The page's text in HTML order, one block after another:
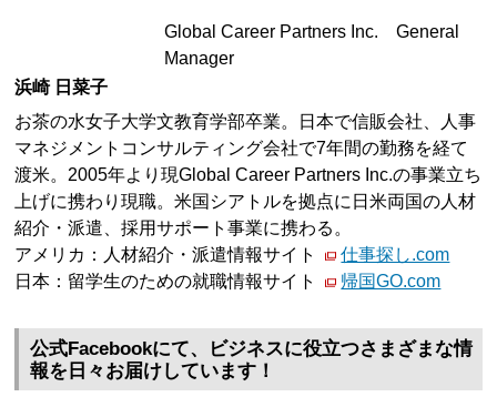
Global Career Partners Inc. General
Manager
浜崎 日菜子
お茶の水女子大学文教育学部卒業。日本で信販会社、人事
マネジメントコンサルティング会社で7年間の勤務を経て
渡米。2005年より現Global Career Partners Inc.の事業立ち
上げに携わり現職。米国シアトルを拠点に日米両国の人材
紹介・派遣、採用サポート事業に携わる。
アメリカ：人材紹介・派遣情報サイト
仕事探し.com
日本：留学生のための就職情報サイト
帰国GO.com
公式Facebookにて、ビジネスに役立つさまざまな情
報を日々お届けしています！